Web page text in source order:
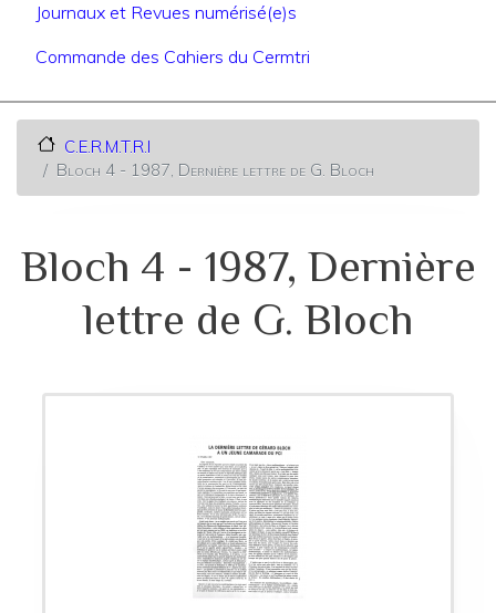
Journaux et Revues numérisé(e)s
Commande des Cahiers du Cermtri
C.E.R.M.T.R.I
Bloch 4 - 1987, Dernière lettre de G. Bloch
Bloch 4 - 1987, Dernière
lettre de G. Bloch